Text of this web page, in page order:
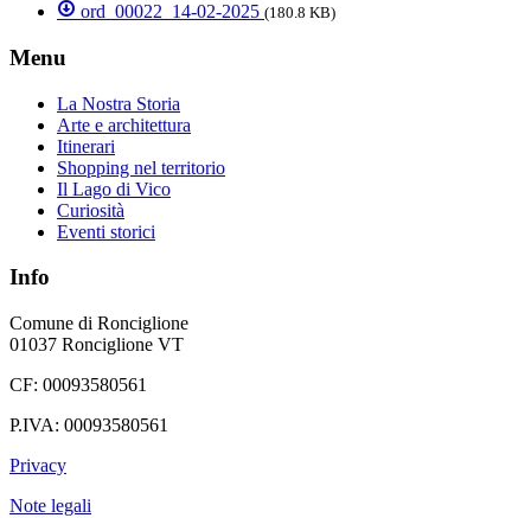
ord_00022_14-02-2025 (180.8 KB)
Menu
La Nostra Storia
Arte e architettura
Itinerari
Shopping nel territorio
Il Lago di Vico
Curiosità
Eventi storici
Info
Comune di Ronciglione
01037 Ronciglione VT
CF: 00093580561
P.IVA: 00093580561
Privacy
Note legali